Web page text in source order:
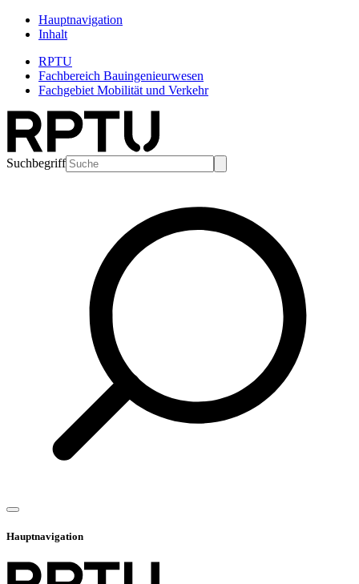
Hauptnavigation
Inhalt
RPTU
Fachbereich Bauingenieurwesen
Fachgebiet Mobilität und Verkehr
Suchbegriff
Hauptnavigation